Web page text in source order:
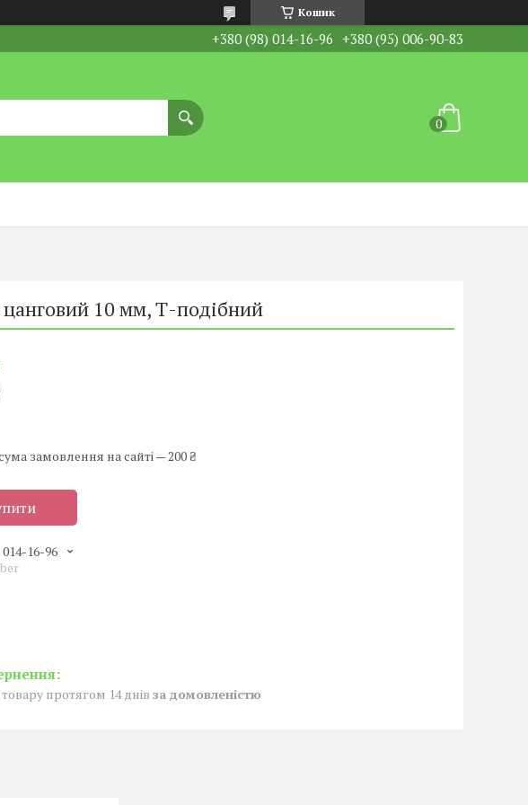
Кошик
+380 (98) 014-16-96 +380 (95) 006-90-83
10 мм, Т-подібний
замовлення на сайті — 200 ₴
014-16-96
протягом 14 днів за домовленістю